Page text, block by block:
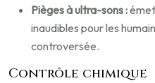
Pièges à ultra-sons :
inaudibles pour les
controversée.
Contrôle chimique